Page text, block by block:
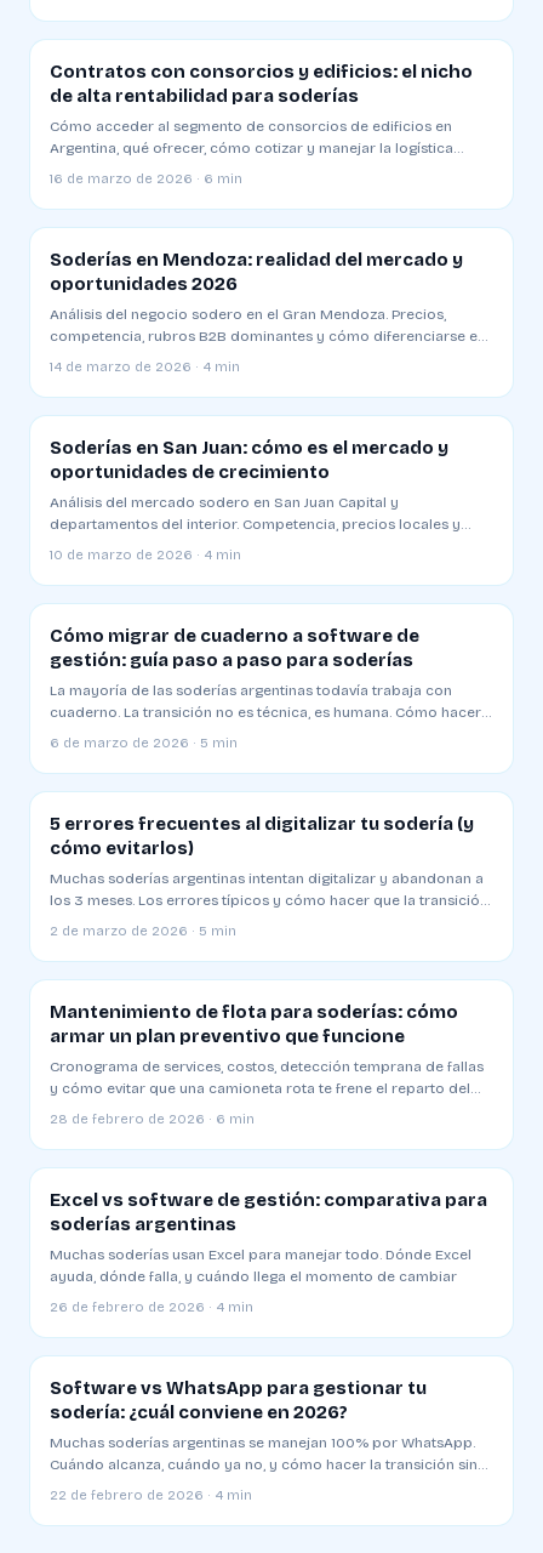
Contratos con consorcios y edificios: el nicho
de alta rentabilidad para soderías
Cómo acceder al segmento de consorcios de edificios en
Argentina, qué ofrecer, cómo cotizar y manejar la logística
especial
16 de marzo de 2026 · 6 min
Soderías en Mendoza: realidad del mercado y
oportunidades 2026
Análisis del negocio sodero en el Gran Mendoza. Precios,
competencia, rubros B2B dominantes y cómo diferenciarse en
una plaza competitiva
14 de marzo de 2026 · 4 min
Soderías en San Juan: cómo es el mercado y
oportunidades de crecimiento
Análisis del mercado sodero en San Juan Capital y
departamentos del interior. Competencia, precios locales y
estrategias para operar en Cuyo
10 de marzo de 2026 · 4 min
Cómo migrar de cuaderno a software de
gestión: guía paso a paso para soderías
La mayoría de las soderías argentinas todavía trabaja con
cuaderno. La transición no es técnica, es humana. Cómo hacerla
sin resistencia
6 de marzo de 2026 · 5 min
5 errores frecuentes al digitalizar tu sodería (y
cómo evitarlos)
Muchas soderías argentinas intentan digitalizar y abandonan a
los 3 meses. Los errores típicos y cómo hacer que la transición
funcione
2 de marzo de 2026 · 5 min
Mantenimiento de flota para soderías: cómo
armar un plan preventivo que funcione
Cronograma de services, costos, detección temprana de fallas
y cómo evitar que una camioneta rota te frene el reparto del
28 de febrero de 2026 · 6 min
Excel vs software de gestión: comparativa para
soderías argentinas
Muchas soderías usan Excel para manejar todo. Dónde Excel
ayuda, dónde falla, y cuándo llega el momento de cambiar
26 de febrero de 2026 · 4 min
Software vs WhatsApp para gestionar tu
sodería: ¿cuál conviene en 2026?
Muchas soderías argentinas se manejan 100% por WhatsApp.
Cuándo alcanza, cuándo ya no, y cómo hacer la transición sin
romper todo
22 de febrero de 2026 · 4 min